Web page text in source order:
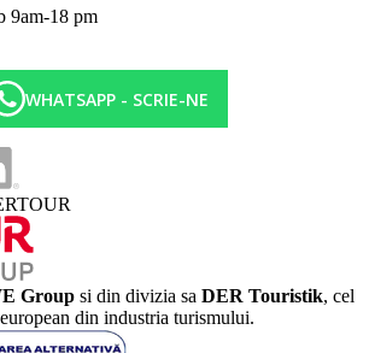
motorizate si nemotorizate
dejun (7:30 - 10:00), pranz (12:30 - 14:00) si
(19:00 - 21:00) in restaurantul principal tip
clientii cazati in vile pe plaja mananca la
restaurantul Bageecha
clientii cazati in vile cu apa mananca la
restaurantul The Lagoon
dejun (7:30 - 10:00), pranz (12:30 - 14:00) si
9am-18 pm
WHATSAPP - SCRIE-NE
Group si din divizia sa DER Touristik, cel
din industria turismului.